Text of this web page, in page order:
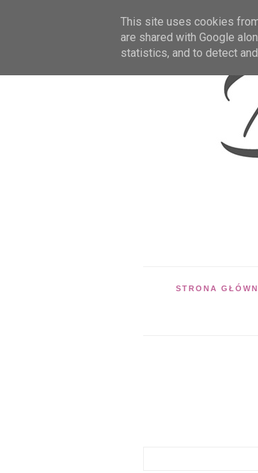
STRONA
This site uses cookies
are shared with Google
statistics, and to detect